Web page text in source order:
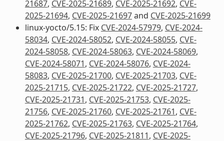
21687, CVE-2025-21689, CVE-2025-21692, CVE-
2025-21694, CVE-2025-21697and CVE-2025-21699
linux-yocto/5.15: Fix CVE-2024-57979, CVE-2024-
58034, CVE-2024-58052, CVE-2024-58055, CVE-
2024-58058, CVE-2024-58063, CVE-2024-58069,
CVE-2024-58071, CVE-2024-58076, CVE-2024-
58083, CVE-2025-21700, CVE-2025-21703, CVE-
2025-21715, CVE-2025-21722, CVE-2025-21727,
CVE-2025-21731, CVE-2025-21753, CVE-2025-
21756, CVE-2025-21760, CVE-2025-21761, CVE-
2025-21762, CVE-2025-21763, CVE-2025-21764,
CVE-2025-21796, CVE-2025-21811, CVE-2025-